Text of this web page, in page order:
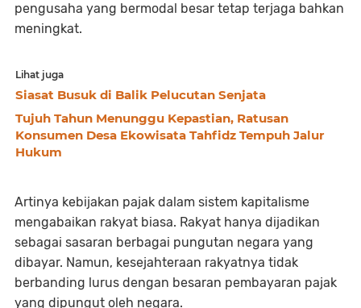
pengusaha yang bermodal besar tetap terjaga bahkan
meningkat.
Lihat juga
Siasat Busuk di Balik Pelucutan Senjata
Tujuh Tahun Menunggu Kepastian, Ratusan
Konsumen Desa Ekowisata Tahfidz Tempuh Jalur
Hukum
Artinya kebijakan pajak dalam sistem kapitalisme
mengabaikan rakyat biasa. Rakyat hanya dijadikan
sebagai sasaran berbagai pungutan negara yang
dibayar. Namun, kesejahteraan rakyatnya tidak
berbanding lurus dengan besaran pembayaran pajak
yang dipungut oleh negara.